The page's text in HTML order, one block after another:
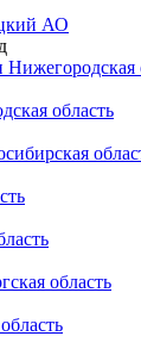
АО
область
область